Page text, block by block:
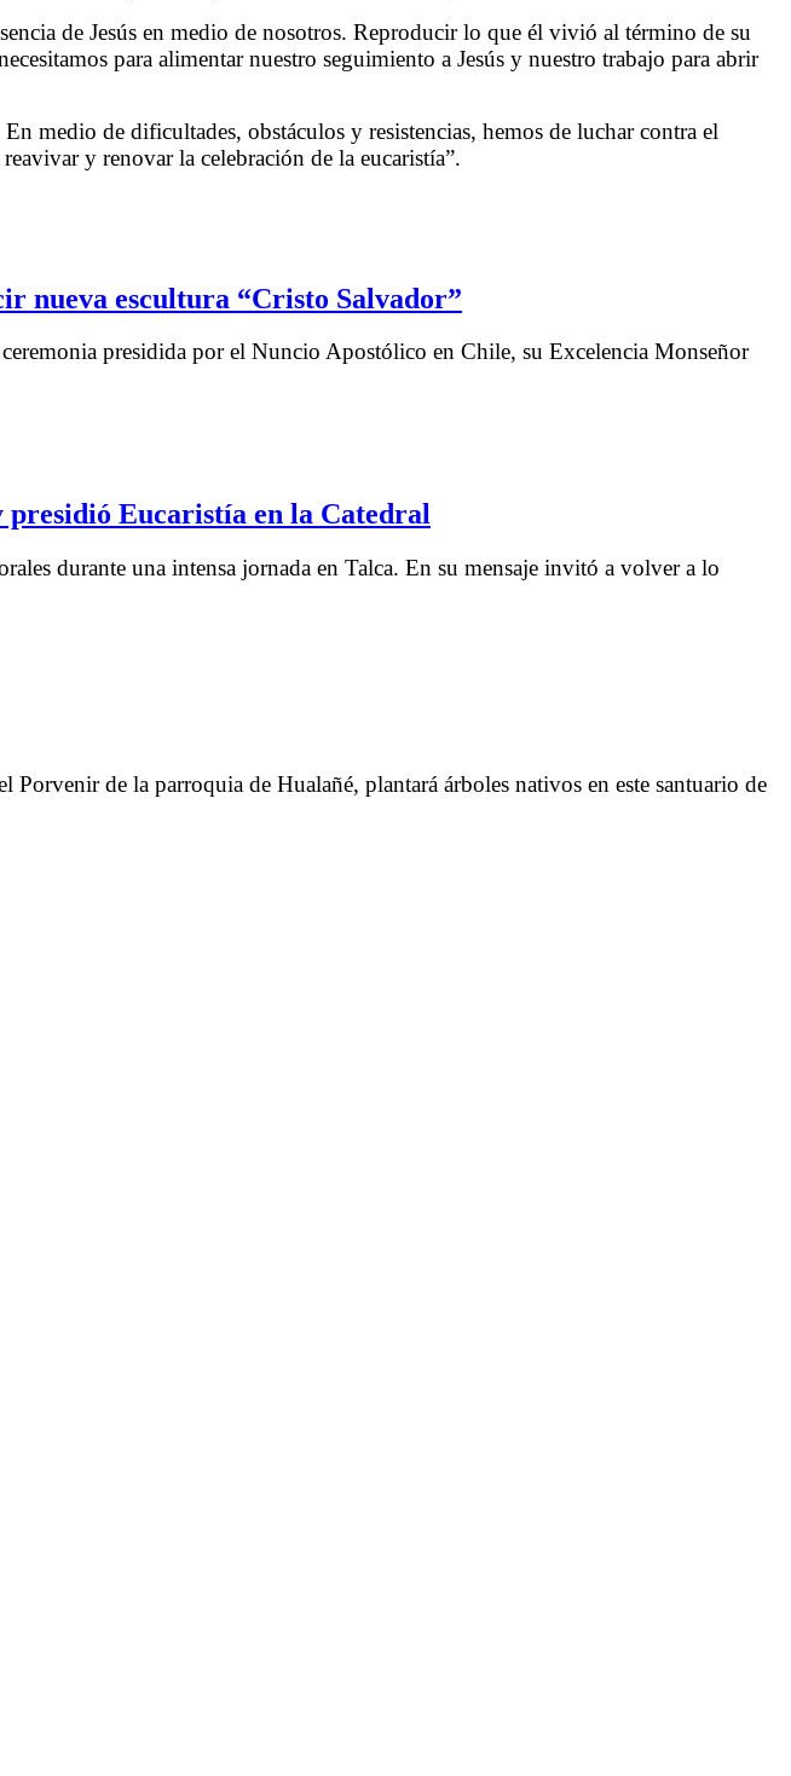
de Jesús en medio de nosotros. Reproducir lo que él vivió al término de su
para alimentar nuestro seguimiento a Jesús y nuestro trabajo para abrir
medio de dificultades, obstáculos y resistencias, hemos de luchar contra el
y renovar la celebración de la eucaristía”.
nueva escultura “Cristo Salvador”
presidida por el Nuncio Apostólico en Chile, su Excelencia Monseñor
presidió Eucaristía en la Catedral
durante una intensa jornada en Talca. En su mensaje invitó a volver a lo
de la parroquia de Hualañé, plantará árboles nativos en este santuario de